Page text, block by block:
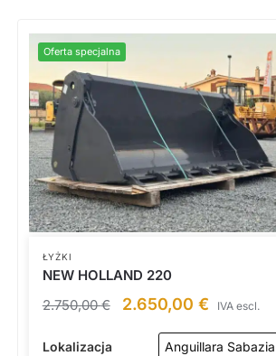
Oferta specjalna
ŁYŻKI
NEW HOLLAND 220
2.750,00€ 2.650,00 € IVA escl.
Lokalizacja Anguillara Sabazia